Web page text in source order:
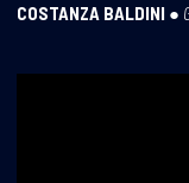
COSTANZA BALDINI ●